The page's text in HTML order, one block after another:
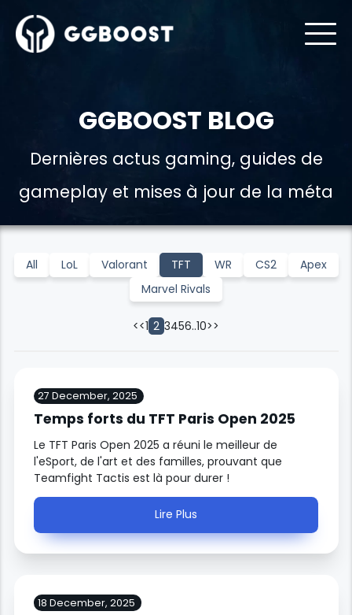
GGBOOST BLOG
Dernières actus gaming, guides de
gameplay et mises à jour de la méta
All LoL Valorant TFT WR CS2
Apex
Marvel Rivals
<<1 2 3456..10>>
27 December, 2025
Temps forts du TFT Paris Open 2025
Le TFT Paris Open 2025 a réuni le meilleur de
l'eSport, de l'art et des familles, prouvant que
Teamfight Tactis est là pour durer !
Lire Plus
18 December, 2025